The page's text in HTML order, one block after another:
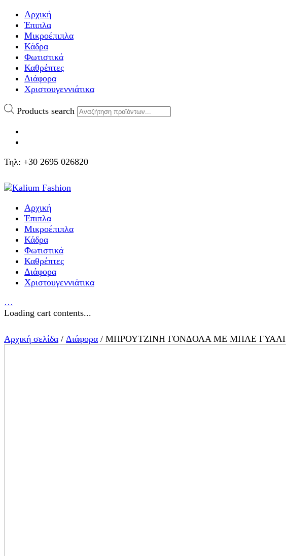
Αρχική
Έπιπλα
Μικροέπιπλα
Κάδρα
Φωτιστικά
Καθρέπτες
Διάφορα
Χριστουγεννιάτικα
Products search
Τηλ: +30 2695 026820
Αρχική
Έπιπλα
Μικροέπιπλα
Κάδρα
Φωτιστικά
Καθρέπτες
Διάφορα
Χριστουγεννιάτικα
…
Loading cart contents...
Αρχική σελίδα / Διάφορα / ΜΠΡΟΥΤΖΙΝΗ ΓΟΝΔΟΛΑ ΜΕ ΜΠΛΕ ΓΥΑΛΙ